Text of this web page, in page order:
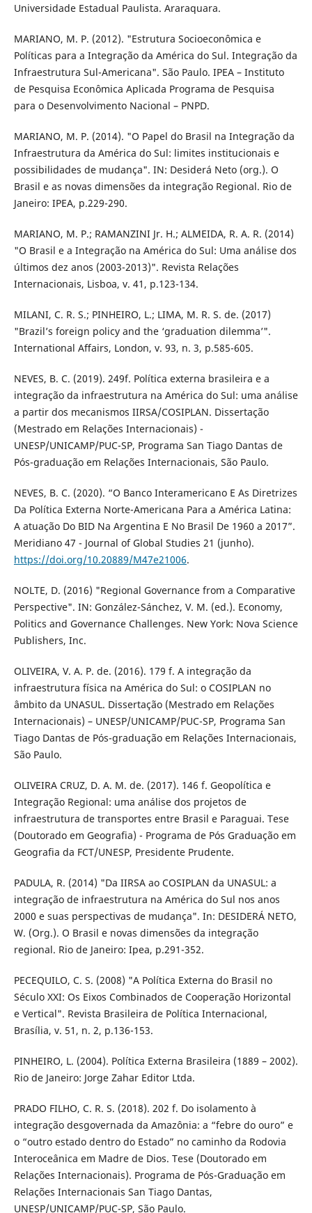
Universidade Estadual Paulista. Araraquara.
MARIANO, M. P. (2012). "Estrutura Socioeconômica e
Políticas para a Integração da América do Sul. Integração da
Infraestrutura Sul-Americana". São Paulo. IPEA – Instituto
de Pesquisa Econômica Aplicada Programa de Pesquisa
para o Desenvolvimento Nacional – PNPD.
MARIANO, M. P. (2014). "O Papel do Brasil na Integração da
Infraestrutura da América do Sul: limites institucionais e
possibilidades de mudança". IN: Desiderá Neto (org.). O
Brasil e as novas dimensões da integração Regional. Rio de
Janeiro: IPEA, p.229-290.
MARIANO, M. P.; RAMANZINI Jr. H.; ALMEIDA, R. A. R. (2014)
"O Brasil e a Integração na América do Sul: Uma análise dos
últimos dez anos (2003-2013)". Revista Relações
Internacionais, Lisboa, v. 41, p.123-134.
MILANI, C. R. S.; PINHEIRO, L.; LIMA, M. R. S. de. (2017)
"Brazil’s foreign policy and the ‘graduation dilemma’".
International Aﬀairs, London, v. 93, n. 3, p.585-605.
NEVES, B. C. (2019). 249f. Política externa brasileira e a
integração da infraestrutura na América do Sul: uma análise
a partir dos mecanismos IIRSA/COSIPLAN. Dissertação
(Mestrado em Relações Internacionais) -
UNESP/UNICAMP/PUC-SP, Programa San Tiago Dantas de
Pós-graduação em Relações Internacionais, São Paulo.
NEVES, B. C. (2020). “O Banco Interamericano E As Diretrizes
Da Política Externa Norte-Americana Para a América Latina:
A atuação Do BID Na Argentina E No Brasil De 1960 a 2017”.
Meridiano 47 - Journal of Global Studies 21 (junho).
https://doi.org/10.20889/M47e21006.
NOLTE, D. (2016) "Regional Governance from a Comparative
Perspective". IN: González-Sánchez, V. M. (ed.). Economy,
Politics and Governance Challenges. New York: Nova Science
Publishers, Inc.
OLIVEIRA, V. A. P. de. (2016). 179 f. A integração da
infraestrutura física na América do Sul: o COSIPLAN no
âmbito da UNASUL. Dissertação (Mestrado em Relações
Internacionais) – UNESP/UNICAMP/PUC-SP, Programa San
Tiago Dantas de Pós-graduação em Relações Internacionais,
São Paulo.
OLIVEIRA CRUZ, D. A. M. de. (2017). 146 f. Geopolítica e
Integração Regional: uma análise dos projetos de
infraestrutura de transportes entre Brasil e Paraguai. Tese
(Doutorado em Geografia) - Programa de Pós Graduação em
Geografia da FCT/UNESP, Presidente Prudente.
PADULA, R. (2014) "Da IIRSA ao COSIPLAN da UNASUL: a
integração de infraestrutura na América do Sul nos anos
2000 e suas perspectivas de mudança". In: DESIDERÁ NETO,
W. (Org.). O Brasil e novas dimensões da integração
regional. Rio de Janeiro: Ipea, p.291-352.
PECEQUILO, C. S. (2008) "A Política Externa do Brasil no
Século XXI: Os Eixos Combinados de Cooperação Horizontal
e Vertical". Revista Brasileira de Política Internacional,
Brasília, v. 51, n. 2, p.136-153.
PINHEIRO, L. (2004). Política Externa Brasileira (1889 – 2002).
Rio de Janeiro: Jorge Zahar Editor Ltda.
PRADO FILHO, C. R. S. (2018). 202 f. Do isolamento à
integração desgovernada da Amazônia: a “febre do ouro” e
o “outro estado dentro do Estado” no caminho da Rodovia
Interoceânica em Madre de Dios. Tese (Doutorado em
Relações Internacionais). Programa de Pós-Graduação em
Relações Internacionais San Tiago Dantas,
UNESP/UNICAMP/PUC-SP, São Paulo.